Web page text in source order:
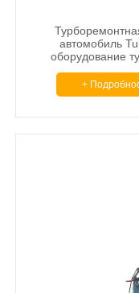
автомобиль
оборудование
+